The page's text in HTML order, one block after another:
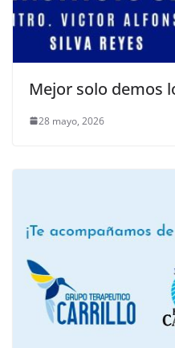
Mejor solo demos
28 mayo, 2026